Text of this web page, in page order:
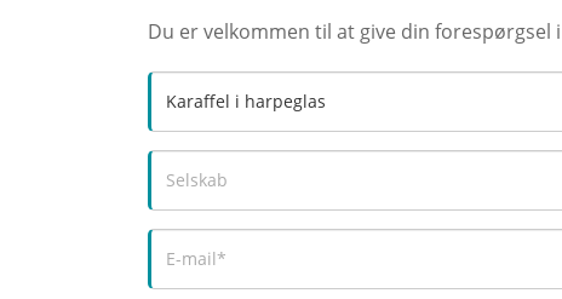
Du er velkommen til at give din